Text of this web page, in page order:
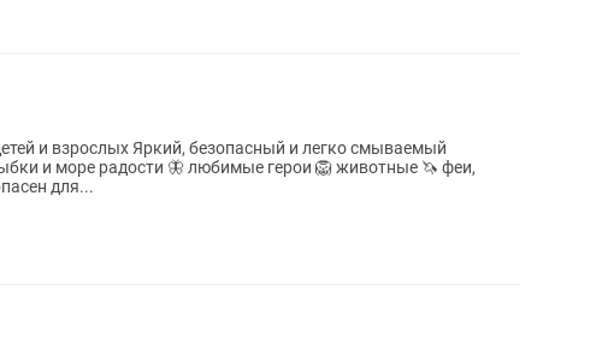
и взрослых Яркий, безопасный и легко смываемый
герои 🦁 животные 🦄 феи,
✔ безопасен для...